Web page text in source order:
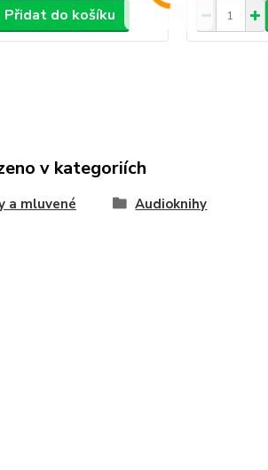
Přidat do košíku
v kategoriích
a mluvené
Audioknihy